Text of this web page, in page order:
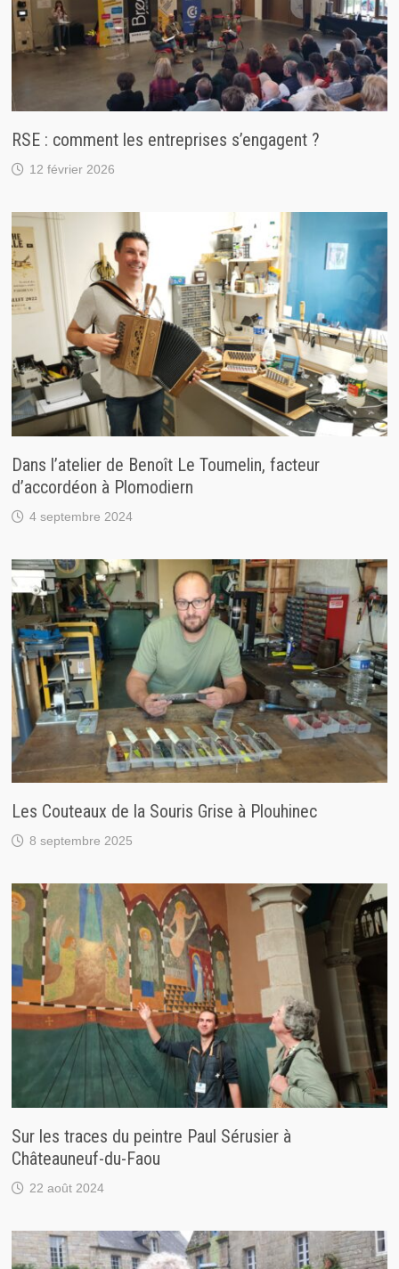
RSE : comment les entreprises s’engagent ?
12 février 2026
Dans l’atelier de Benoît Le Toumelin, facteur
d’accordéon à Plomodiern
4 septembre 2024
Les Couteaux de la Souris Grise à Plouhinec
8 septembre 2025
Sur les traces du peintre Paul Sérusier à
Châteauneuf-du-Faou
22 août 2024